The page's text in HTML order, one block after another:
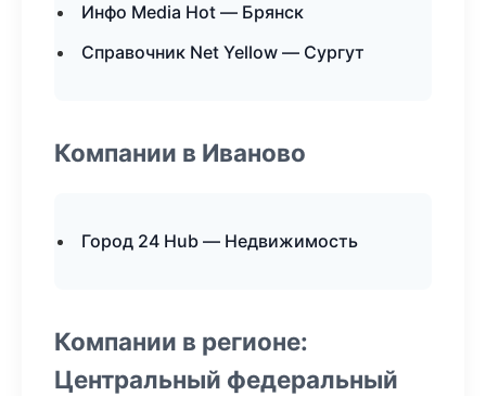
Инфо Media Hot — Брянск
Справочник Net Yellow — Сургут
Компании в Иваново
Город 24 Hub — Недвижимость
Компании в регионе:
Центральный федеральный